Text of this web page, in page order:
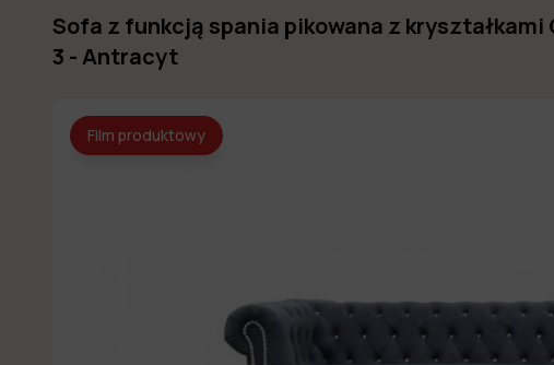
Sofa z funkcją spania pikowana z kryształkami
3 - Antracyt
Film produktowy